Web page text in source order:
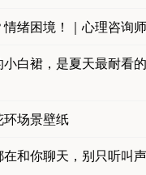
绪困境！｜心理咨询
白裙，是夏天最耐看
场景壁纸
和你聊天，别只听叫